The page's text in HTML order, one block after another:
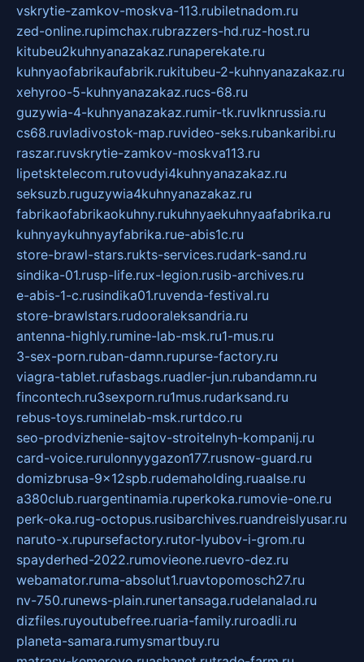
vskrytie-zamkov-moskva-113.rubiletnadom.ru
zed-online.rupimchax.rubrazzers-hd.ruz-host.ru
kitubeu2kuhnyanazakaz.runaperekate.ru
kuhnyaofabrikaufabrik.rukitubeu-2-kuhnyanazakaz.ru
xehyroo-5-kuhnyanazakaz.rucs-68.ru
guzywia-4-kuhnyanazakaz.rumir-tk.ruvlknrussia.ru
cs68.ruvladivostok-map.ruvideo-seks.rubankaribi.ru
raszar.ruvskrytie-zamkov-moskva113.ru
lipetsktelecom.rutovudyi4kuhnyanazakaz.ru
seksuzb.ruguzywia4kuhnyanazakaz.ru
fabrikaofabrikaokuhny.rukuhnyaekuhnyaafabrika.ru
kuhnyaykuhnyayfabrika.rue-abis1c.ru
store-brawl-stars.rukts-services.rudark-sand.ru
sindika-01.rusp-life.rux-legion.rusib-archives.ru
e-abis-1-c.rusindika01.ruvenda-festival.ru
store-brawlstars.rudooraleksandria.ru
antenna-highly.rumine-lab-msk.ru1-mus.ru
3-sex-porn.ruban-damn.rupurse-factory.ru
viagra-tablet.rufasbags.ruadler-jun.rubandamn.ru
fincontech.ru3sexporn.ru1mus.rudarksand.ru
rebus-toys.ruminelab-msk.rurtdco.ru
seo-prodvizhenie-sajtov-stroitelnyh-kompanij.ru
card-voice.rurulonnyygazon177.rusnow-guard.ru
domizbrusa-9x12spb.rudemaholding.ruaalse.ru
a380club.ruargentinamia.ruperkoka.rumovie-one.ru
perk-oka.rug-octopus.rusibarchives.ruandreislyusar.ru
naruto-x.rupursefactory.rutor-lyubov-i-grom.ru
spayderhed-2022.rumovieone.ruevro-dez.ru
webamator.ruma-absolut1.ruavtopomosch27.ru
nv-750.runews-plain.runertansaga.rudelanalad.ru
dizfiles.ruyoutubefree.ruaria-family.ruroadli.ru
planeta-samara.rumysmartbuy.ru